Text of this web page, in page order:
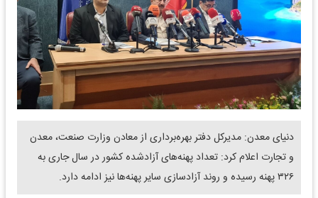
دنیای معدن: مدیرکل دفتر بهره‌برداری از معادن وزارت صنعت، معدن
و تجارت اعلام کرد: تعداد پهنه‌های آزادشده کشور در سال جاری به
۳۲۶ پهنه رسیده و روند آزادسازی سایر پهنه‌ها نیز ادامه دارد.